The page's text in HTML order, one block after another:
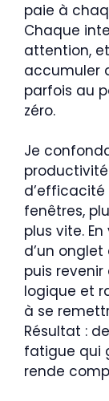
paie à
Chaque
attention,
accumuler
parfois au
zéro.
Je
fenêtres,
plus vite.
d’un
puis
logique et
à se
Résultat :
fatigue qui
rende